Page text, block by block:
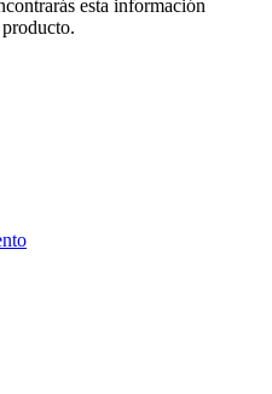
esta información